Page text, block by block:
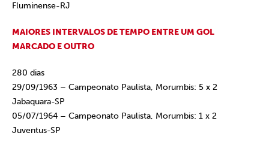
Fluminense-RJ
MAIORES INTERVALOS DE TEMPO ENTRE UM GOL
MARCADO E OUTRO
280 dias
29/09/1963 – Campeonato Paulista, Morumbis: 5 x 2
Jabaquara-SP
05/07/1964 – Campeonato Paulista, Morumbis: 1 x 2
Juventus-SP